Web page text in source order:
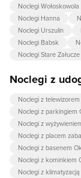
Noclegi Wołoskowola
Noclegi Hanna
Noclegi Urszulin
Noclegi Babsk
Noclegi Stare Załucze
Noclegi z
Noclegi z
Noclegi z parkingiem
Noclegi z
Noclegi z placem
Noclegi z basenem
Noclegi z kominkiem
Noclegi z